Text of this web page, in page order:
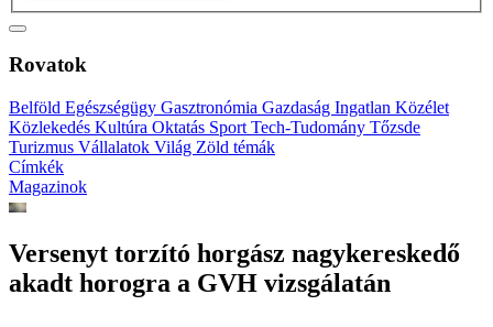
Rovatok
Belföld Egészségügy Gasztronómia Gazdaság Ingatlan Közélet
Közlekedés Kultúra Oktatás Sport Tech-Tudomány Tőzsde
Turizmus Vállalatok Világ Zöld témák
Címkék
Magazinok
Versenyt torzító horgász nagykereskedő
akadt horogra a GVH vizsgálatán